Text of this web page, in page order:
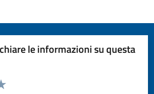
le informazioni su questa
pagina